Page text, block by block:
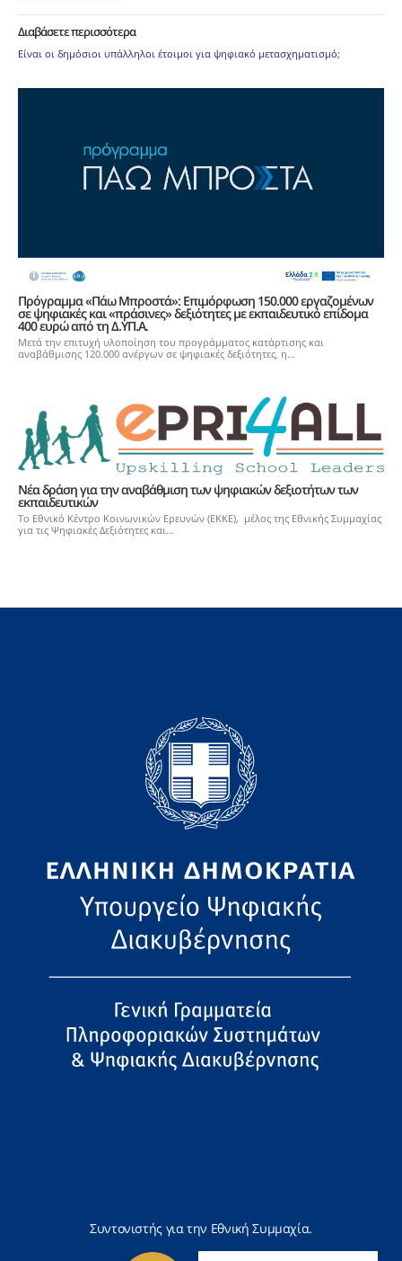
Διαβάσετε περισσότερα
Είναι οι δημόσιοι υπάλληλοι έτοιμοι για ψηφιακό μετασχηματισμό;
Πρόγραμμα «Πάω Μπροστά»: Επιμόρφωση 150.000 εργαζομένων
σε ψηφιακές και «πράσινες» δεξιότητες με εκπαιδευτικό επίδομα
400 ευρώ από τη Δ.ΥΠ.Α.
Μετά την επιτυχή υλοποίηση του προγράμματος κατάρτισης και
αναβάθμισης 120.000 ανέργων σε ψηφιακές δεξιότητες, η...
Νέα δράση για την αναβάθμιση των ψηφιακών δεξιοτήτων των
εκπαιδευτικών
Το Εθνικό Κέντρο Κοινωνικών Ερευνών (ΕΚΚΕ), μέλος της Εθνικής Συμμαχίας
για τις Ψηφιακές Δεξιότητες και...
Συντονιστής για την Εθνική Συμμαχία.